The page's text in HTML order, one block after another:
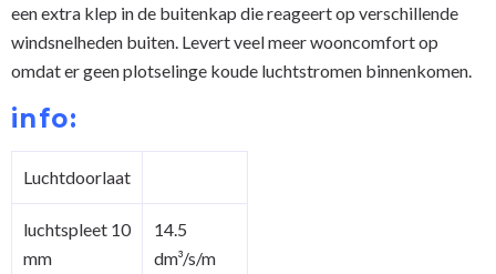
een extra klep in de buitenkap die reageert op verschillende
windsnelheden buiten. Levert veel meer wooncomfort op
omdat er geen plotselinge koude luchtstromen binnenkomen.
info:
Luchtdoorlaat
luchtspleet 10
mm
14.5
dm³/s/m